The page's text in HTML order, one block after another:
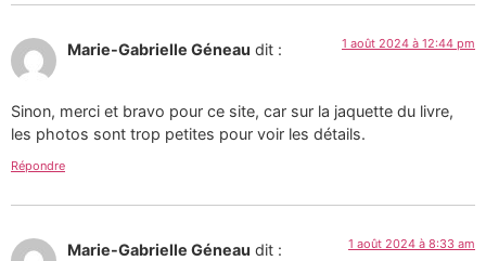
Marie-Gabrielle Géneau dit : 1 août 2024 à 12:44 pm
Sinon, merci et bravo pour ce site, car sur la jaquette du livre,
les photos sont trop petites pour voir les détails.
Répondre
Marie-Gabrielle Géneau dit : 1 août 2024 à 8:33 am